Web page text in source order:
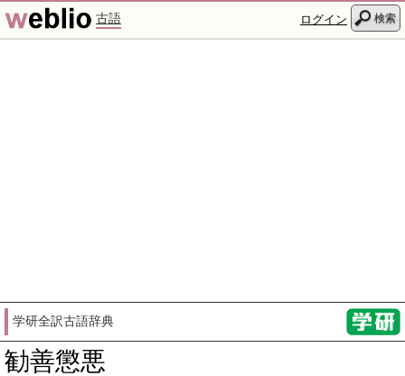
古語 ログイン 検索
学研全訳古語辞典
勧善懲悪